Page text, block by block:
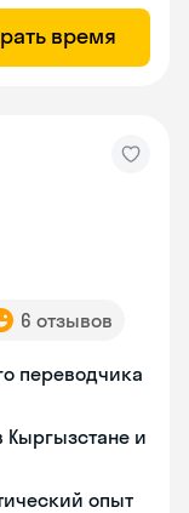
время
6 отзывов
переводчика
Кыргызстане и
опыт